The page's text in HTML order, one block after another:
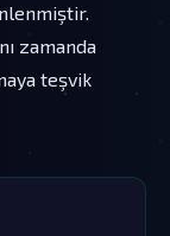
zamanda
teşvik